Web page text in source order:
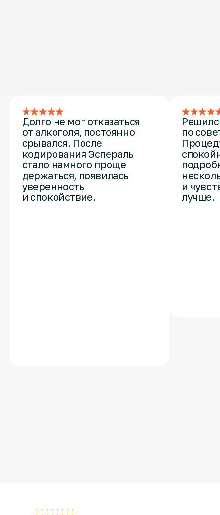
Долго не мог отказаться
от алкоголя, постоянно
срывался. После
кодирования Эспераль
стало намного проще
держаться, появилась
уверенность
и спокойствие.
по
и
лучше.